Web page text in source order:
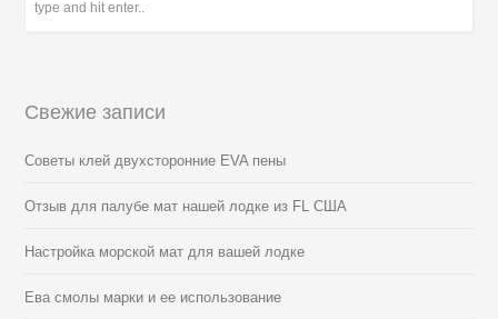
Свежие записи
Советы клей двухсторонние EVA пены
Отзыв для палубе мат нашей лодке из FL США
Настройка морской мат для вашей лодке
Ева смолы марки и ее использование